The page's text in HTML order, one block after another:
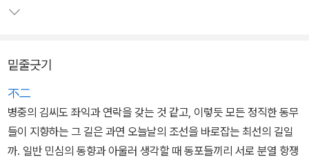
의 갈등이라는 역사의 소용돌이를 헤쳐온 한 지식인의 ‘진실한’ 일기
밑줄긋기
不二
병중의 김씨도 좌익과 연락을 갖는 것 같고, 이렇듯 모든 정직한 동무
들이 지향하는 그 길은 과연 오늘날의 조선을 바로잡는 최선의 길일
까. 일반 민심의 동향과 아울러 생각할 때 동포들끼리 서로 분열 항쟁